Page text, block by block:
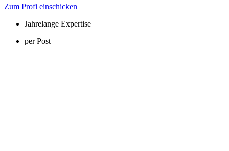
Zum Profi einschicken
Jahrelange Expertise
per Post